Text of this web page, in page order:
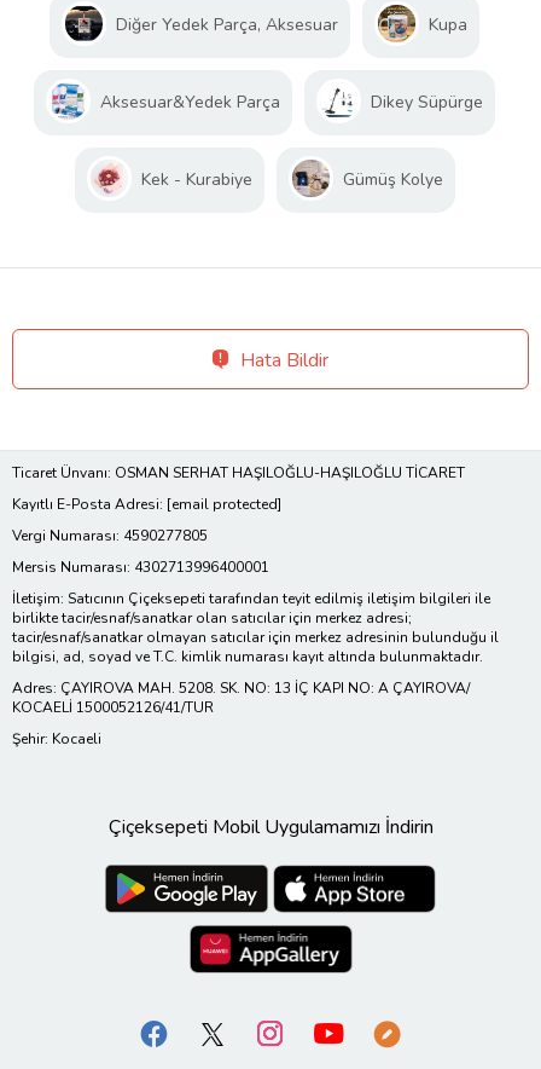
Diğer Yedek Parça, Aksesuar Kupa
Aksesuar&Yedek Parça Dikey Süpürge
Kek - Kurabiye Gümüş Kolye
Hata Bildir
Ticaret Ünvanı: OSMAN SERHAT HAŞILOĞLU-HAŞILOĞLU TİCARET
Kayıtlı E-Posta Adresi: [email protected]
Vergi Numarası: 4590277805
Mersis Numarası: 4302713996400001
İletişim: Satıcının Çiçeksepeti tarafından teyit edilmiş iletişim bilgileri ile
birlikte tacir/esnaf/sanatkar olan satıcılar için merkez adresi;
tacir/esnaf/sanatkar olmayan satıcılar için merkez adresinin bulunduğu il
bilgisi, ad, soyad ve T.C. kimlik numarası kayıt altında bulunmaktadır.
Adres: ÇAYIROVA MAH. 5208. SK. NO: 13 İÇ KAPI NO: A ÇAYIROVA/
KOCAELİ 1500052126/41/TUR
Şehir: Kocaeli
Çiçeksepeti Mobil Uygulamamızı İndirin